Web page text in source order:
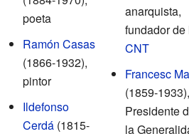
poeta
Ramón Casas
(1866-1932),
pintor
Ildefonso
Cerdá (1815-
anarquista,
fundador de
CNT
Francesc
(1859-1933),
Presidente
la